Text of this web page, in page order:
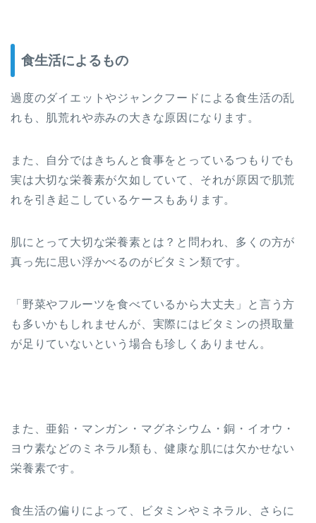
食生活によるもの
過度のダイエットやジャンクフードによる食生活の乱
れも、肌荒れや赤みの大きな原因になります。
また、自分ではきちんと食事をとっているつもりでも
実は大切な栄養素が欠如していて、それが原因で肌荒
れを引き起こしているケースもあります。
肌にとって大切な栄養素とは？と問われ、多くの方が
真っ先に思い浮かべるのがビタミン類です。
「野菜やフルーツを食べているから大丈夫」と言う方
も多いかもしれませんが、実際にはビタミンの摂取量
が足りていないという場合も珍しくありません。
また、亜鉛・マンガン・マグネシウム・銅・イオウ・
ヨウ素などのミネラル類も、健康な肌には欠かせない
栄養素です。
食生活の偏りによって、ビタミンやミネラル、さらに